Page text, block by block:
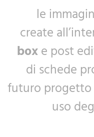
le
create
boxe post
di schede
futuro progetto
uso